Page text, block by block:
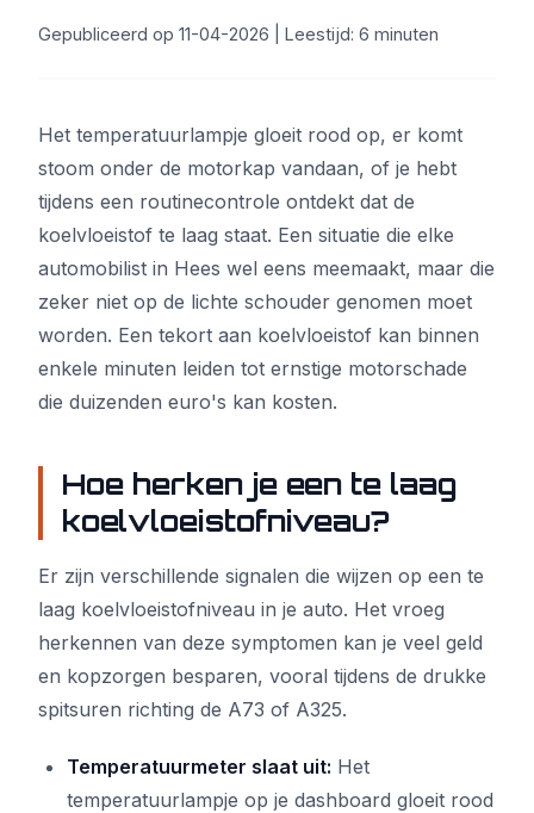
Gepubliceerd op 11-04-2026 | Leestijd: 6 minuten
Het temperatuurlampje gloeit rood op, er komt
stoom onder de motorkap vandaan, of je hebt
tijdens een routinecontrole ontdekt dat de
koelvloeistof te laag staat. Een situatie die elke
automobilist in Hees wel eens meemaakt, maar die
zeker niet op de lichte schouder genomen moet
worden. Een tekort aan koelvloeistof kan binnen
enkele minuten leiden tot ernstige motorschade
die duizenden euro's kan kosten.
Hoe herken je een te laag
koelvloeistofniveau?
Er zijn verschillende signalen die wijzen op een te
laag koelvloeistofniveau in je auto. Het vroeg
herkennen van deze symptomen kan je veel geld
en kopzorgen besparen, vooral tijdens de drukke
spitsuren richting de A73 of A325.
Temperatuurmeter slaat uit: Het
temperatuurlampje op je dashboard gloeit rood